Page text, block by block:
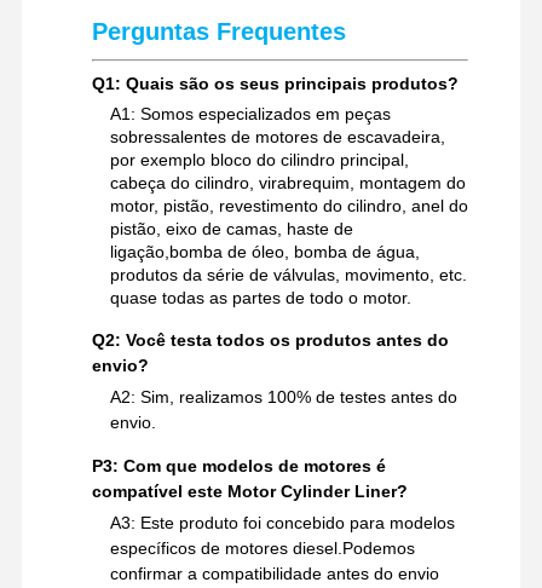
Perguntas Frequentes
Q1: Quais são os seus principais produtos?
A1: Somos especializados em peças
sobressalentes de motores de escavadeira,
por exemplo bloco do cilindro principal,
cabeça do cilindro, virabrequim, montagem do
motor, pistão, revestimento do cilindro, anel do
pistão, eixo de camas, haste de
ligação,bomba de óleo, bomba de água,
produtos da série de válvulas, movimento, etc.
quase todas as partes de todo o motor.
Q2: Você testa todos os produtos antes do
envio?
A2: Sim, realizamos 100% de testes antes do
envio.
P3: Com que modelos de motores é
compatível este Motor Cylinder Liner?
A3: Este produto foi concebido para modelos
específicos de motores diesel.Podemos
confirmar a compatibilidade antes do envio